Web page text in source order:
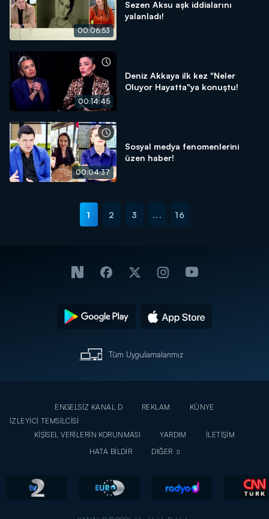
00:06:53
Sezen Aksu aşk iddialarını
yalanladı!
00:14:45
Deniz Akkaya ilk kez "Neler
Oluyor Hayatta"ya konuştu!
00:04:37
Sosyal medya fenomenlerini
üzen haber!
1 2 3 ... 16
Tüm Uygulamalarımız
ENGELSİZ KANAL D REKLAM
KÜNYE
İZLEYİCİ TEMSİLCİSİ
KİŞİSEL VERİLERİN KORUNMASI
YARDIM
İLETİŞİM
HATA BİLDİR
DİĞER